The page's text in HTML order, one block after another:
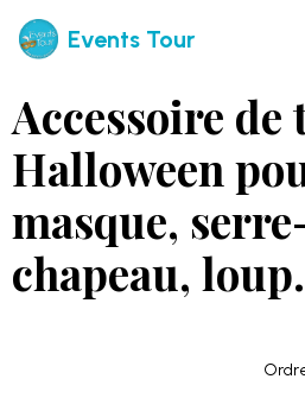
Events Tour
Accessoire de
Halloween
masque,
chapeau,